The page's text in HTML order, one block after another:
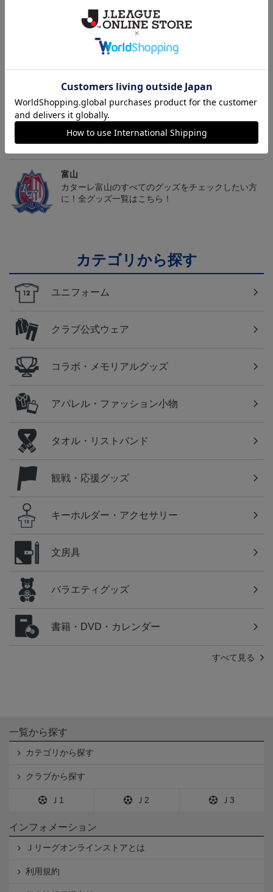
【長袖】2026/27オーセ
ンティックユニフォー
ム FP 1st
23,100円～29,920円
トピックス
富山
カターレ富山の2025ユニフォームを着て試合を応援
しよう！
富山
カターレ富山のすべてのグッズをチェックしたい方
に！全グッズ一覧はこちら！
カテゴリから探す
ユニフォーム
クラブ公式ウェア
コラボ・メモリアルグッズ
アパレル・ファッション小物
タオル・リストバンド
観戦・応援グッズ
キーホルダー・アクセサリー
文房具
バラエティグッズ
書籍・DVD・カレンダー
すべて見る
一覧から探す
カテゴリから探す
クラブから探す
Ｊ1 Ｊ2 Ｊ3
インフォメーション
Ｊリーグオンラインストアとは
利用規約